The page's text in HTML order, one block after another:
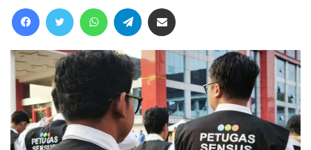
FacebookTwitter WhatsAppTelegram